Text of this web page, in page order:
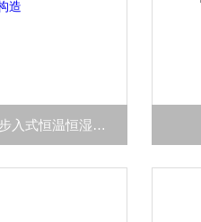
武汉高低温试验房步入式恒温恒湿实验室构造